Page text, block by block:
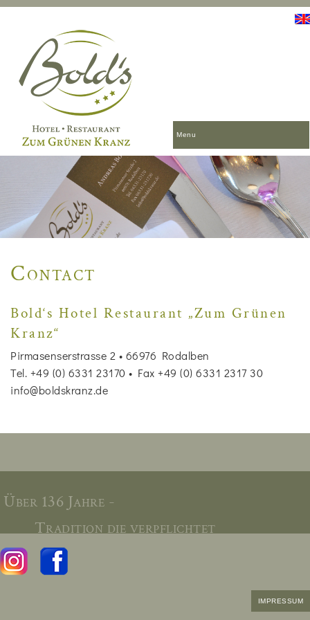
Menu
Contact
Bold‘s Hotel Restaurant „Zum Grünen
Kranz“
Pirmasenserstrasse 2 • 66976 Rodalben
Tel. +49 (0) 6331 23170 • Fax +49 (0) 6331 2317 30
info@boldskranz.de
Über 136 Jahre -
Tradition die verpflichtet
IMPRESSUM